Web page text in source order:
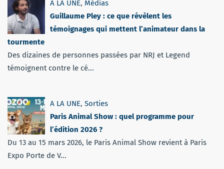
A LA UNE, Médias
Guillaume Pley : ce que révèlent les
témoignages qui mettent l’animateur dans la
tourmente
Des dizaines de personnes passées par NRJ et Legend
témoignent contre le cé...
A LA UNE, Sorties
Paris Animal Show : quel programme pour
l’édition 2026 ?
Du 13 au 15 mars 2026, le Paris Animal Show revient à Paris
Expo Porte de V...